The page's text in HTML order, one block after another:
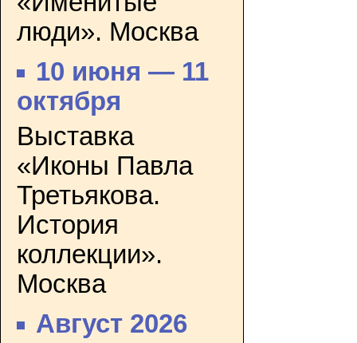
люди». Москва
10 июня — 11
октября
Выставка
«Иконы Павла
Третьякова.
История
коллекции».
Москва
Август 2026